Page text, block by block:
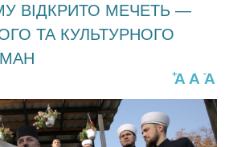
ВІДКРИТО МЕЧЕТЬ —
ТА КУЛЬТУРНОГО
-A
A
+A